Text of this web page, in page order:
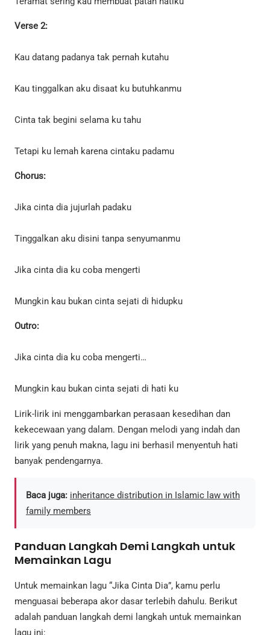
Verse 2:
Kau datang padanya tak pernah kutahu
Kau tinggalkan aku disaat ku butuhkanmu
Cinta tak begini selama ku tahu
Tetapi ku lemah karena cintaku padamu
Chorus:
Jika cinta dia jujurlah padaku
Tinggalkan aku disini tanpa senyumanmu
Jika cinta dia ku coba mengerti
Mungkin kau bukan cinta sejati di hidupku
Outro:
Jika cinta dia ku coba mengerti…
Mungkin kau bukan cinta sejati di hati ku
Lirik-lirik ini menggambarkan perasaan kesedihan dan
kekecewaan yang dalam. Dengan melodi yang indah dan
lirik yang penuh makna, lagu ini berhasil menyentuh hati
banyak pendengarnya.
Baca juga: inheritance distribution in Islamic law with
family members
Panduan Langkah Demi Langkah untuk
Memainkan Lagu
Untuk memainkan lagu “Jika Cinta Dia”, kamu perlu
menguasai beberapa akor dasar terlebih dahulu. Berikut
adalah panduan langkah demi langkah untuk memainkan
lagu ini: